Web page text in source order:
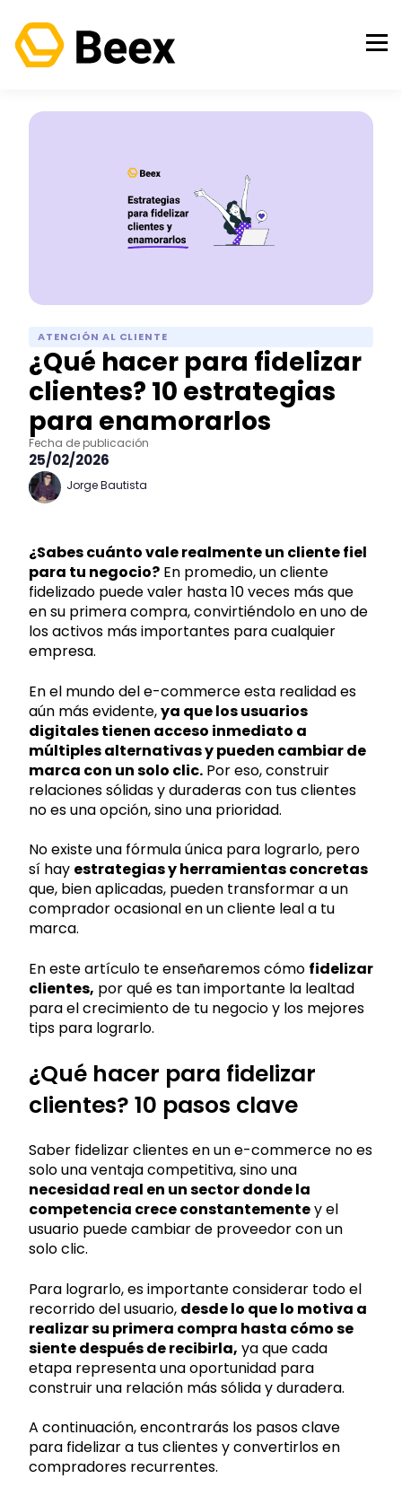
ATENCIÓN AL CLIENTE
¿Qué hacer para fidelizar
clientes? 10 estrategias
para enamorarlos
Fecha de publicación
25/02/2026
Jorge Bautista
¿Sabes cuánto vale realmente un cliente fiel
para tu negocio? En promedio, un cliente
fidelizado puede valer hasta 10 veces más que
en su primera compra, convirtiéndolo en uno de
los activos más importantes para cualquier
empresa.
En el mundo del e-commerce esta realidad es
aún más evidente,ya que los usuarios
digitales tienen acceso inmediato a
múltiples alternativas y pueden cambiar de
marca con un solo clic. Por eso, construir
relaciones sólidas y duraderas con tus clientes
no es una opción, sino una prioridad.
No existe una fórmula única para lograrlo, pero
sí hay estrategias y herramientas concretas
que, bien aplicadas, pueden transformar a un
comprador ocasional en un cliente leal a tu
marca.
En este artículo te enseñaremos cómo fidelizar
clientes, por qué es tan importante la lealtad
para el crecimiento de tu negocio y los mejores
tips para lograrlo.
¿Qué hacer para fidelizar
clientes? 10 pasos clave
Saber fidelizar clientes en un e-commerce no es
solo una ventaja competitiva, sino una
necesidad real en un sector donde la
competencia crece constantementey el
usuario puede cambiar de proveedor con un
solo clic.
Para lograrlo, es importante considerar todo el
recorrido del usuario, desde lo que lo motiva a
realizar su primera compra hasta cómo se
siente después de recibirla, ya que cada
etapa representa una oportunidad para
construir una relación más sólida y duradera.
A continuación, encontrarás los pasos clave
para fidelizar a tus clientes y convertirlos en
compradores recurrentes.